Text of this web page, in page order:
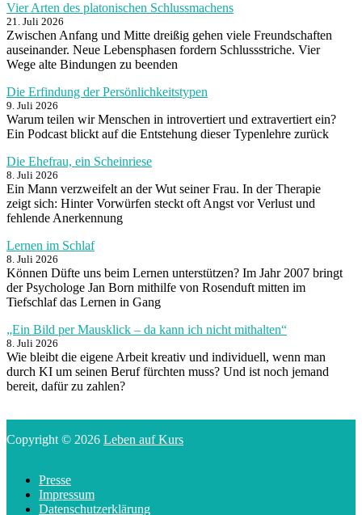
Vier Arten des platonischen Schlussmachens
21. Juli 2026
Zwischen Anfang und Mitte dreißig gehen viele Freundschaften
auseinander. Neue Lebensphasen fordern Schlussstriche. Vier
Wege alte Bindungen zu beenden
Die Erfindung der Persönlichkeitstypen
9. Juli 2026
Warum teilen wir Menschen in introvertiert und extravertiert ein?
Ein Podcast blickt auf die Entstehung dieser Typenlehre zurück
Die Ehefrau, ein Scheinriese
8. Juli 2026
Ein Mann verzweifelt an der Wut seiner Frau. In der Therapie
zeigt sich: Hinter Vorwürfen steckt oft Angst vor Verlust und
fehlende Anerkennung
Lernen im Schlaf
8. Juli 2026
Können Düfte uns beim Lernen unterstützen? Im Jahr 2007 bringt
der Psychologe Jan Born mithilfe von Rosenduft mitten im
Tiefschlaf das Lernen in Gang
„Ein Bild per Mausklick – da kann ich nicht mithalten“
8. Juli 2026
Wie bleibt die eigene Arbeit kreativ und individuell, wenn man
durch KI um seinen Beruf fürchten muss? Und ist noch jemand
bereit, dafür zu zahlen?
Copyright © 2026 Leben auf Kurs
Presse
Impressum
Datenschutzerklärung